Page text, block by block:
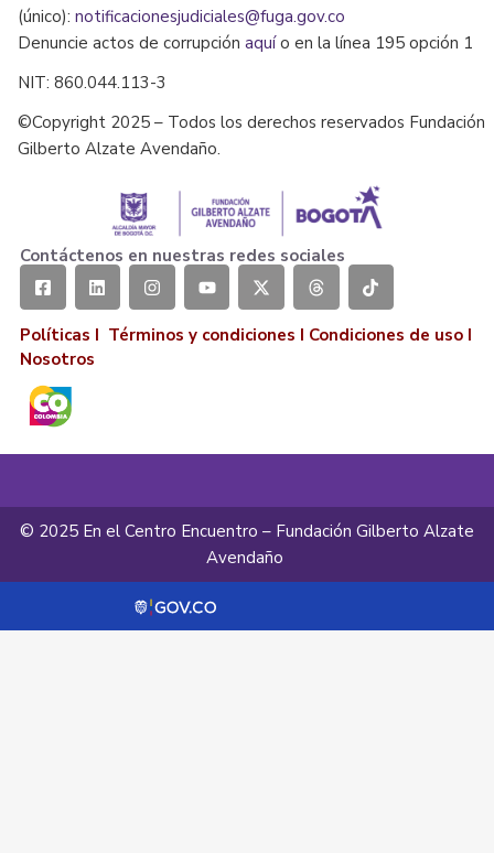
(único): notificacionesjudiciales@fuga.gov.co
Denuncie actos de corrupción aquío en la línea 195 opción 1
NIT: 860.044.113-3
©Copyright 2025 – Todos los derechos reservados Fundación
Gilberto Alzate Avendaño.
Contáctenos en nuestras redes sociales
Políticas I Términos y condiciones I Condiciones de uso I
Nosotros
© 2025 En el Centro Encuentro – Fundación Gilberto Alzate
Avendaño